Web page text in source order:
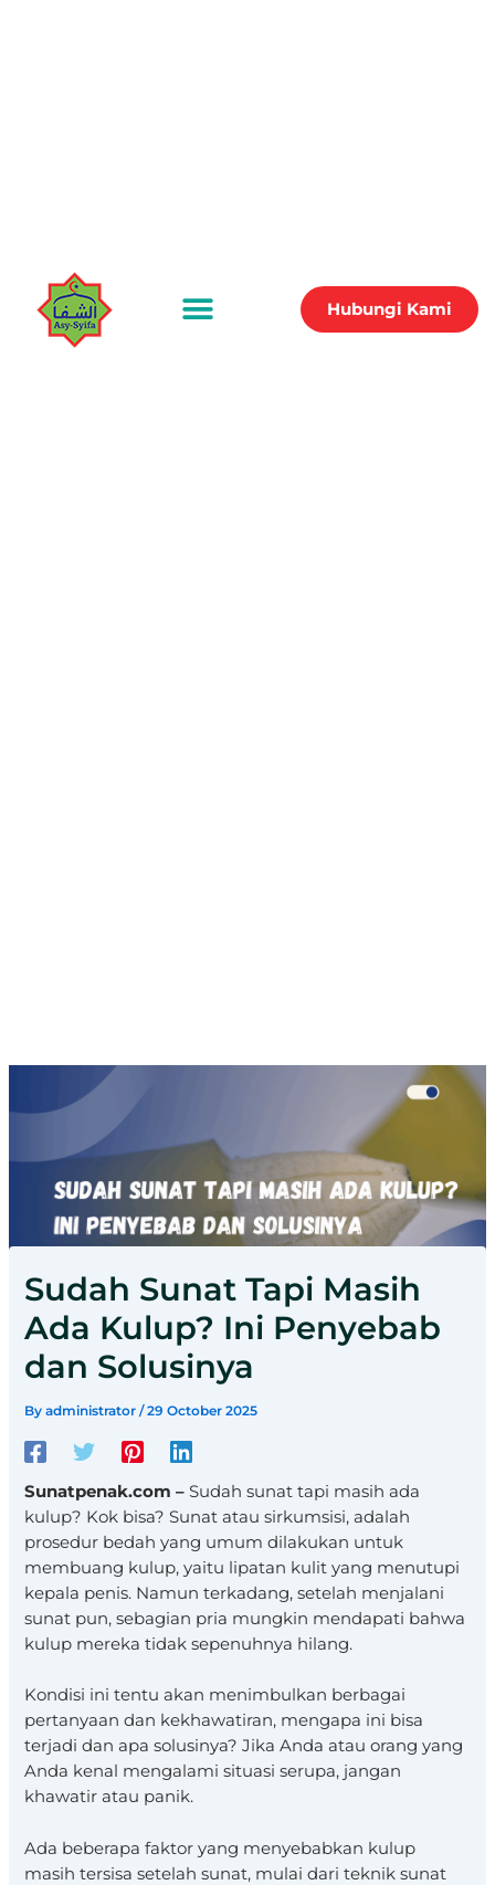
Hubungi Kami
Sudah Sunat Tapi Masih
Ada Kulup? Ini Penyebab
dan Solusinya
Byadministrator/29 October 2025
Sunatpenak.com – Sudah sunat tapi masih ada
kulup? Kok bisa? Sunat atau sirkumsisi, adalah
prosedur bedah yang umum dilakukan untuk
membuang kulup, yaitu lipatan kulit yang menutupi
kepala penis. Namun terkadang, setelah menjalani
sunat pun, sebagian pria mungkin mendapati bahwa
kulup mereka tidak sepenuhnya hilang.
Kondisi ini tentu akan menimbulkan berbagai
pertanyaan dan kekhawatiran, mengapa ini bisa
terjadi dan apa solusinya? Jika Anda atau orang yang
Anda kenal mengalami situasi serupa, jangan
khawatir atau panik.
Ada beberapa faktor yang menyebabkan kulup
masih tersisa setelah sunat, mulai dari teknik sunat